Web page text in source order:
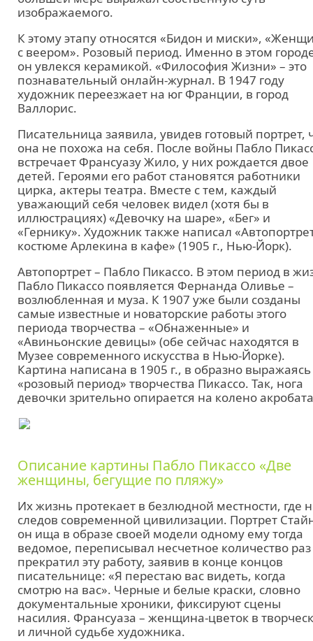
изображаемого.
К этому этапу относятся «Бидон и миски»,
с веером». Розовый период. Именно в этом
он увлекся керамикой. «Философия Жизни» – это
познавательный онлайн-журнал. В 1947 году
художник переезжает на юг Франции, в город
Валлорис.
Писательница заявила, увидев готовый портрет,
она не похожа на себя. После войны Пабло
встречает Франсуазу Жило, у них рождается двое
детей. Героями его работ становятся работники
цирка, актеры театра. Вместе с тем, каждый
уважающий себя человек видел (хотя бы в
иллюстрациях) «Девочку на шаре», «Бег» и
«Гернику». Художник также написал
костюме Арлекина в кафе» (1905 г., Нью-Йорк).
Автопортрет – Пабло Пикассо. В этом период в
Пабло Пикассо появляется Фернанда Оливье –
возлюбленная и муза. К 1907 уже были созданы
самые известные и новаторские работы этого
периода творчества – «Обнаженные» и
«Авиньонские девицы» (обе сейчас находятся в
Музее современного искусства в Нью-Йорке).
Картина написана в 1905 г., в образно выражаясь
«розовый период» творчества Пикассо. Так, нога
девочки зрительно опирается на колено
Описание картины Пабло Пикассо «Две
женщины, бегущие по пляжу»
Их жизнь протекает в безлюдной местности, где
следов современной цивилизации. Портрет
он ища в образе своей модели одному ему тогда
ведомое, переписывал несчетное количество
прекратил эту работу, заявив в конце концов
писательнице: «Я перестаю вас видеть, когда
смотрю на вас». Черные и белые краски, словно
документальные хроники, фиксируют сцены
насилия. Франсуаза – женщина-цветок в
и личной судьбе художника.